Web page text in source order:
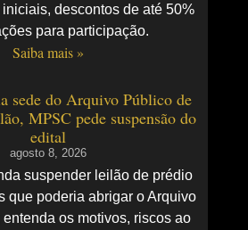
descontos de até 50%
para participação.
Saiba mais »
sede do Arquivo Público de
MPSC pede suspensão do
edital
agosto 8, 2026
suspender leilão de prédio
que poderia abrigar o Arquivo
os motivos, riscos ao